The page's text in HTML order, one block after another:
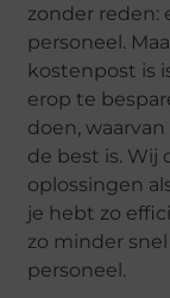
zonder reden:
personeel.
kostenpost is
erop te
doen,
de best is.
oplossingen
je hebt zo
zo minder
personeel.